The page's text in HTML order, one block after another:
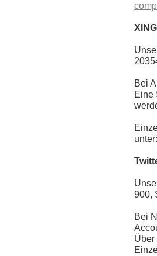
Bei
Eine
unter:
900,
Bei
Über